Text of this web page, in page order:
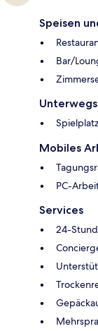
Speisen
Bar/
Spielplatz
Mobiles
PC-
Services
24-